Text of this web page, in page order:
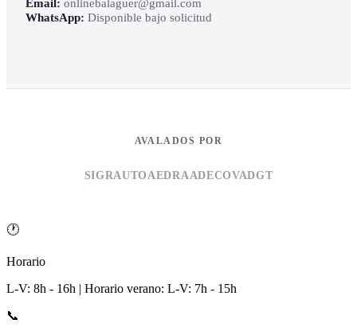
WhatsApp: Disponible bajo solicitud
AVALADOS POR
SIGRAUTOAEDRAADECOVADGT
🕐
Horario
L-V: 8h - 16h | Horario verano: L-V: 7h - 15h
📞